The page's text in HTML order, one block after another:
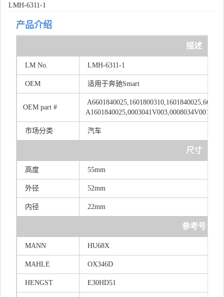
LMH-6311-1
产品介绍
描述
LM No. LMH-6311-1
OEM 适用于奔驰Smart
OEM part #
市场分类 汽车
尺寸
高度 55mm
外径 52mm
内径 22mm
参考号
MANN HU68X
MAHLE OX346D
HENGST E30HD51